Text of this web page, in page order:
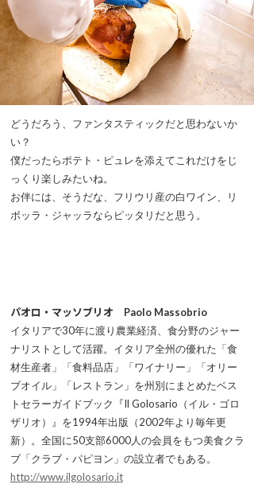
どうだろう、ファンタスティックだと思わないか
い？
僕だったらポテト・ピュレを添えてこれだけをじ
っくり楽しみたいね。
お伴には、そうだな、フリウリ産の白ワイン、リ
ボッラ・ジャッラならピッタリだと思う。
パオロ・マッソブリオ Paolo Massobrio
イタリアで30年に渡り農業経済、食分野のジャー
ナリストとして活躍。イタリア全州の優れた「食
材生産者」「食料品店」「ワイナリー」「オリー
ブオイル」「レストラン」を州別にまとめたベス
トセラーガイドブック『Il Golosario（イル・ゴロ
ザリオ）』を1994年出版（2002年より毎年更
新）。全国に50支部6000人の会員をもつ美食クラ
ブ「クラブ・パピヨン」の設立者でもある。
http://www.ilgolosario.it